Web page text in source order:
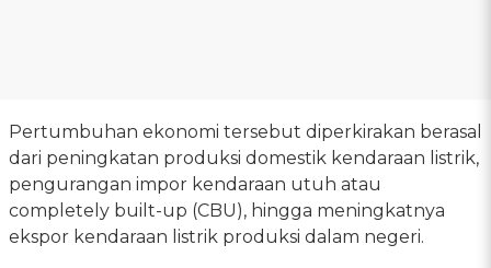
Pertumbuhan ekonomi tersebut diperkirakan berasal
dari peningkatan produksi domestik kendaraan listrik,
pengurangan impor kendaraan utuh atau
completely built-up (CBU), hingga meningkatnya
ekspor kendaraan listrik produksi dalam negeri.